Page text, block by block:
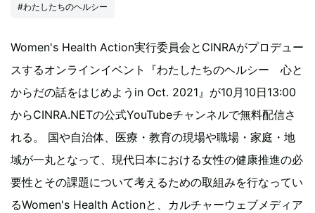
#わたしたちのヘルシー
Women's Health Action実行委員会とCINRAがプロデュー
スするオンラインイベント『わたしたちのヘルシー 心と
からだの話をはじめようin Oct. 2021』が10月10日13:00
からCINRA.NETの公式YouTubeチャンネルで無料配信さ
れる。 国や自治体、医療・教育の現場や職場・家庭・地
域が一丸となって、現代日本における女性の健康推進の必
要性とその課題について考えるための取組みを行なってい
るWomen's Health Actionと、カルチャーウェブメディア